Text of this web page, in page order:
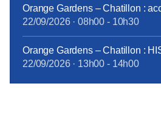
Orange Gardens – Chatillon :
22/09/2026· 08h00 - 10h30
Orange Gardens – Chatillon :
22/09/2026· 13h00 - 14h00